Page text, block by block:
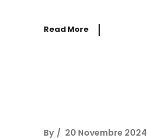
Read More
By
20 Novembre 2024